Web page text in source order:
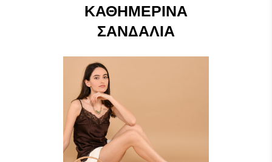
ΚΑΘΗΜΕΡΙΝΆ
ΣΑΝΔΆΛΙΑ